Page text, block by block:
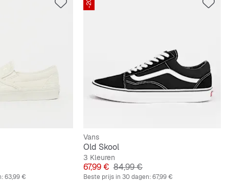
63,99 €
Vans
Old Skool
3 Kleuren
Prijs
67,99 € Originele Prijs
84,99 €
Beste prijs in 30 dagen:67,99 €